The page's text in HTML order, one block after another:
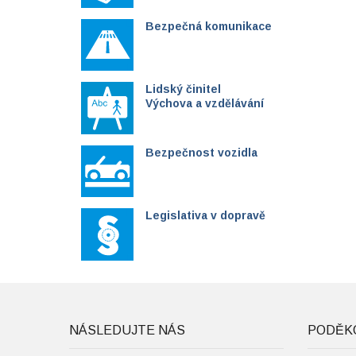
Bezpečná komunikace
Lidský činitel
Výchova a vzdělávání
Bezpečnost vozidla
Legislativa v dopravě
NÁSLEDUJTE NÁS